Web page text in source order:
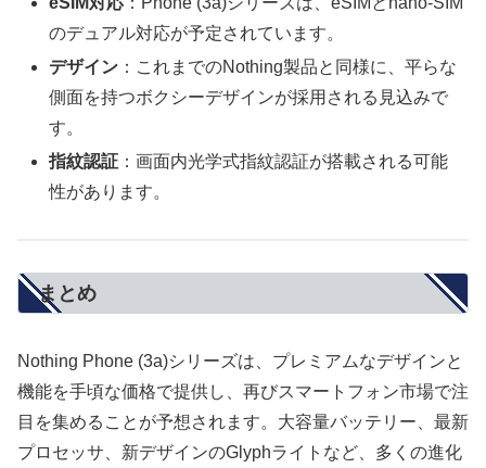
のデュアル対応が予定されています。
デザイン ：これまでのNothing製品と同様に、平らな
側面を持つボクシーデザインが採用される見込みで
す。
指紋認証 ：画面内光学式指紋認証が搭載される可能
性があります。
まとめ
Nothing Phone (3a)シリーズは、プレミアムなデザインと
機能を手頃な価格で提供し、再びスマートフォン市場で注
目を集めることが予想されます。大容量バッテリー、最新
プロセッサ、新デザインのGlyphライトなど、多くの進化